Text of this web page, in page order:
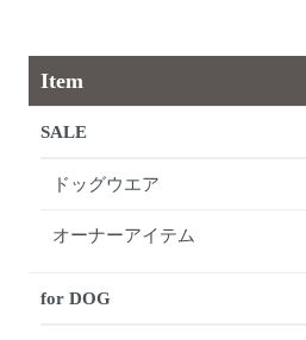
Item
SALE
ドッグウエア
オーナーアイテム
for DOG